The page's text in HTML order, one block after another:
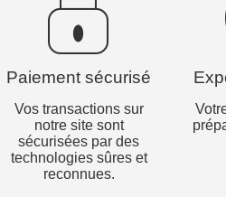
Paiement sécurisé
Vos transactions sur
notre site sont
sécurisées par des
technologies sûres et
reconnues.